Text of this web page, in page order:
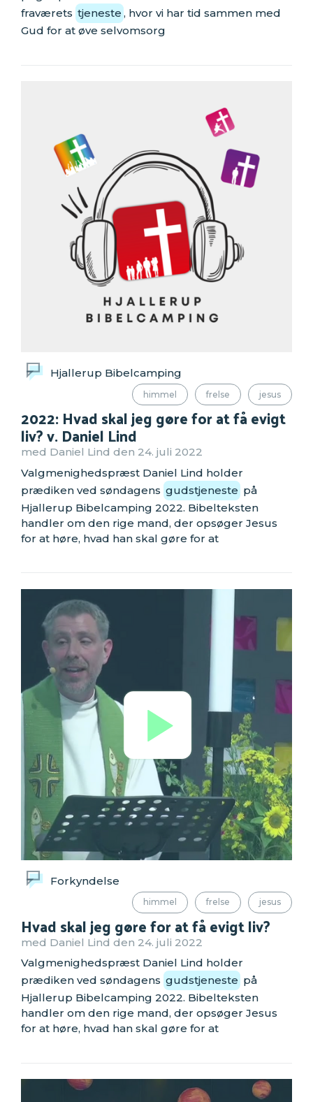
fraværets tjeneste , hvor vi har tid sammen med
Gud for at øve selvomsorg
Hjallerup Bibelcamping
himmel frelse jesus
2022: Hvad skal jeg gøre for at få evigt
liv? v. Daniel Lind
med Daniel Lind den 24. juli 2022
Valgmenighedspræst Daniel Lind holder
prædiken ved søndagens gudstjeneste på
Hjallerup Bibelcamping 2022. Bibelteksten
handler om den rige mand, der opsøger Jesus
for at høre, hvad han skal gøre for at
Forkyndelse
himmel frelse jesus
Hvad skal jeg gøre for at få evigt liv?
med Daniel Lind den 24. juli 2022
Valgmenighedspræst Daniel Lind holder
prædiken ved søndagens gudstjeneste på
Hjallerup Bibelcamping 2022. Bibelteksten
handler om den rige mand, der opsøger Jesus
for at høre, hvad han skal gøre for at